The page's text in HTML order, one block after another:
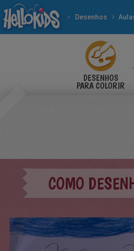
Desenhos
DESENHOS
PARA COLORIR
COMO